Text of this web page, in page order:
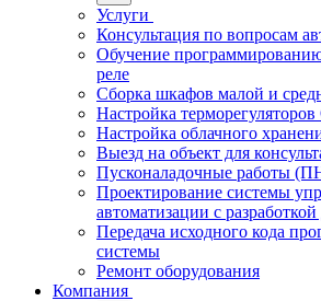
Услуги
Консультация по вопросам
Обучение
реле
Сборка шкафов малой и
Настройка
Настройка облачного
Выезд на объект для
Пусконаладочные работы
Проектирование системы
автоматизации с
Передача исходного кода
системы
Ремонт оборудования
Компания